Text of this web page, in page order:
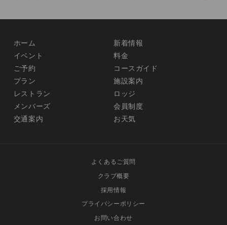
ホーム
新着情報
イベント
料金
ご予約
コースガイド
プラン
施設案内
レストラン
ロッジ
メンバーズ
会員制度
交通案内
お天気
よくあるご質問
クラブ概要
採用情報
プライバシーポリシー
お問い合わせ